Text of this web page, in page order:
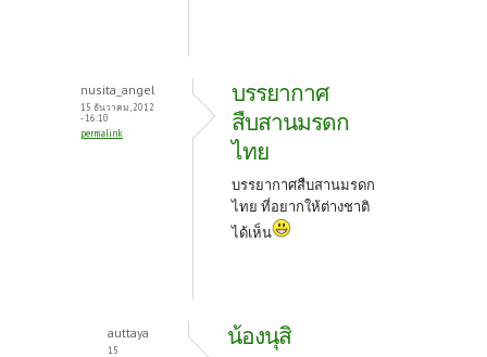
nusita_angel
15 ธันวาคม, 2012
- 16:10
permalink
บรรยากาศ
สืบสานมรดก
ไทย
บรรยากาศสืบสานมรดก
ไทย ที่อยากให้ต่างชาติ
ได้เห็น
auttaya
15
น้องนุสิ